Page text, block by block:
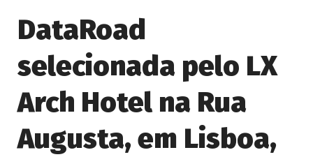
DataRoad
selecionada pelo LX
Arch Hotel na Rua
Augusta, em Lisboa,